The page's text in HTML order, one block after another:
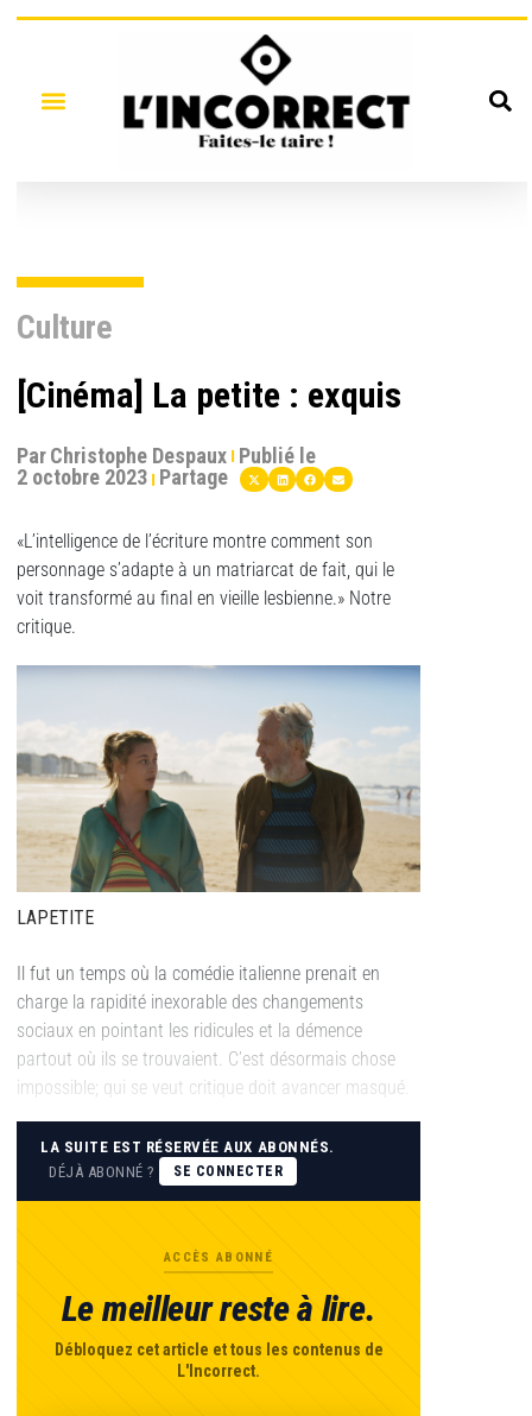
Culture
[Cinéma] La petite : exquis
ParChristophe Despaux Publié le
2 octobre 2023 Partage
«L’intelligence de l’écriture montre comment son
personnage s’adapte à un matriarcat de fait, qui le
voit transformé au final en vieille lesbienne.» Notre
critique.
LAPETITE
Il fut un temps où la comédie italienne prenait en
charge la rapidité inexorable des changements
sociaux en pointant les ridicules et la démence
partout où ils se trouvaient. C’est désormais chose
impossible; qui se veut critique doit avancer masqué.
LA SUITE EST RÉSERVÉE AUX ABONNÉS.
DÉJÀ ABONNÉ ?
SE CONNECTER
ACCÈS ABONNÉ
Le meilleur reste à lire.
Débloquez cet article et tous les contenus de
L'Incorrect.